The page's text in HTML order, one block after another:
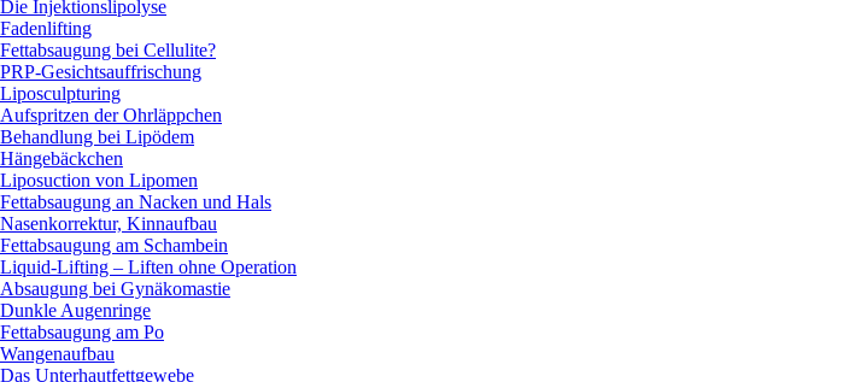
Die Injektionslipolyse
Fadenlifting
Fettabsaugung bei Cellulite?
PRP-Gesichtsauffrischung
Liposculpturing
Aufspritzen der Ohrläppchen
Behandlung bei Lipödem
Hängebäckchen
Liposuction von Lipomen
Fettabsaugung an Nacken und Hals
Nasenkorrektur, Kinnaufbau
Fettabsaugung am Schambein
Liquid-Lifting – Liften ohne Operation
Absaugung bei Gynäkomastie
Dunkle Augenringe
Fettabsaugung am Po
Wangenaufbau
Das Unterhautfettgewebe